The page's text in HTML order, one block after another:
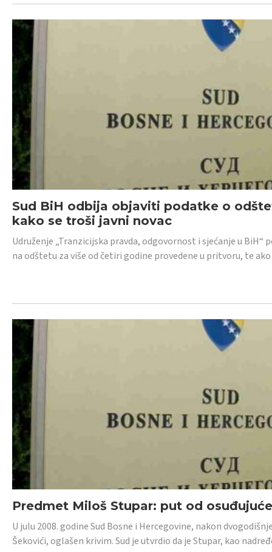
Sud BiH odbija objaviti podatke o
kako se troši javni novac
Udruženje „Tranzicijska pravda, odgovornost i sjećanje u
na odštetu za više od četiri godine provedene u pritvoru, te
Predmet Miloš Stupar: put od
U julu 2008. godine Sud Bosne i Hercegovine, nakon
Šekovići, oglašen krivim. Sud je utvrdio da je Stupar, kao